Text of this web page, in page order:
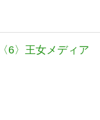
6〉王女メディア